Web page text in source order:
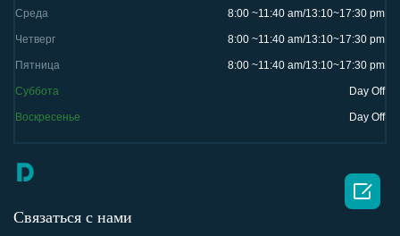
Среда 8:00 ~11:40 am/13:10~17:30 pm
Четверг 8:00 ~11:40 am/13:10~17:30 pm
Пятница 8:00 ~11:40 am/13:10~17:30 pm
Суббота Day Off
Воскресенье Day Off
Связаться с нами
